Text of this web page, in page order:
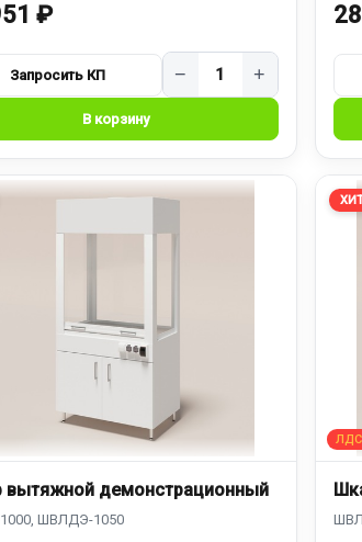
₽
− +
демонстрационный